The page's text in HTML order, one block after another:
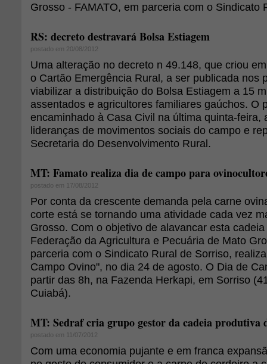
Grosso - FAMATO, em parceria com o Sindicato
RS: decreto destravará Bolsa Estiagem
postado em 20/08/2012
Uma alteração no decreto n 49.148, que criou
o Cartão Emergência Rural, a ser publicada nos
viabilizar a distribuição do Bolsa Estiagem a 15
assentados e agricultores familiares gaúchos. O
encaminhado à Casa Civil na última quinta-feira,
lideranças de movimentos sociais do campo e
Secretaria do Desenvolvimento Rural.
MT: Famato realiza dia de campo para
postado em 17/08/2012
Por conta da crescente demanda pela carne
corte está se tornando uma atividade cada vez
Grosso. Com o objetivo de alavancar esta
Federação da Agricultura e Pecuária de Mato
parceria com o Sindicato Rural de Sorriso,
Campo Ovino", no dia 24 de agosto. O Dia de
partir das 8h, na Fazenda Herkapi, em Sorriso
Cuiabá).
MT: Sedraf cria grupo gestor da cadeia produtiva
postado em 11/07/2012
Com uma economia pujante e em franca